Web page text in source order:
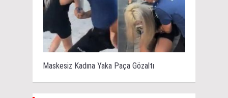
Maskesiz Kadına Yaka Paça Gözaltı